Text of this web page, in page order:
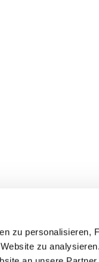
zu personalisieren,
zu